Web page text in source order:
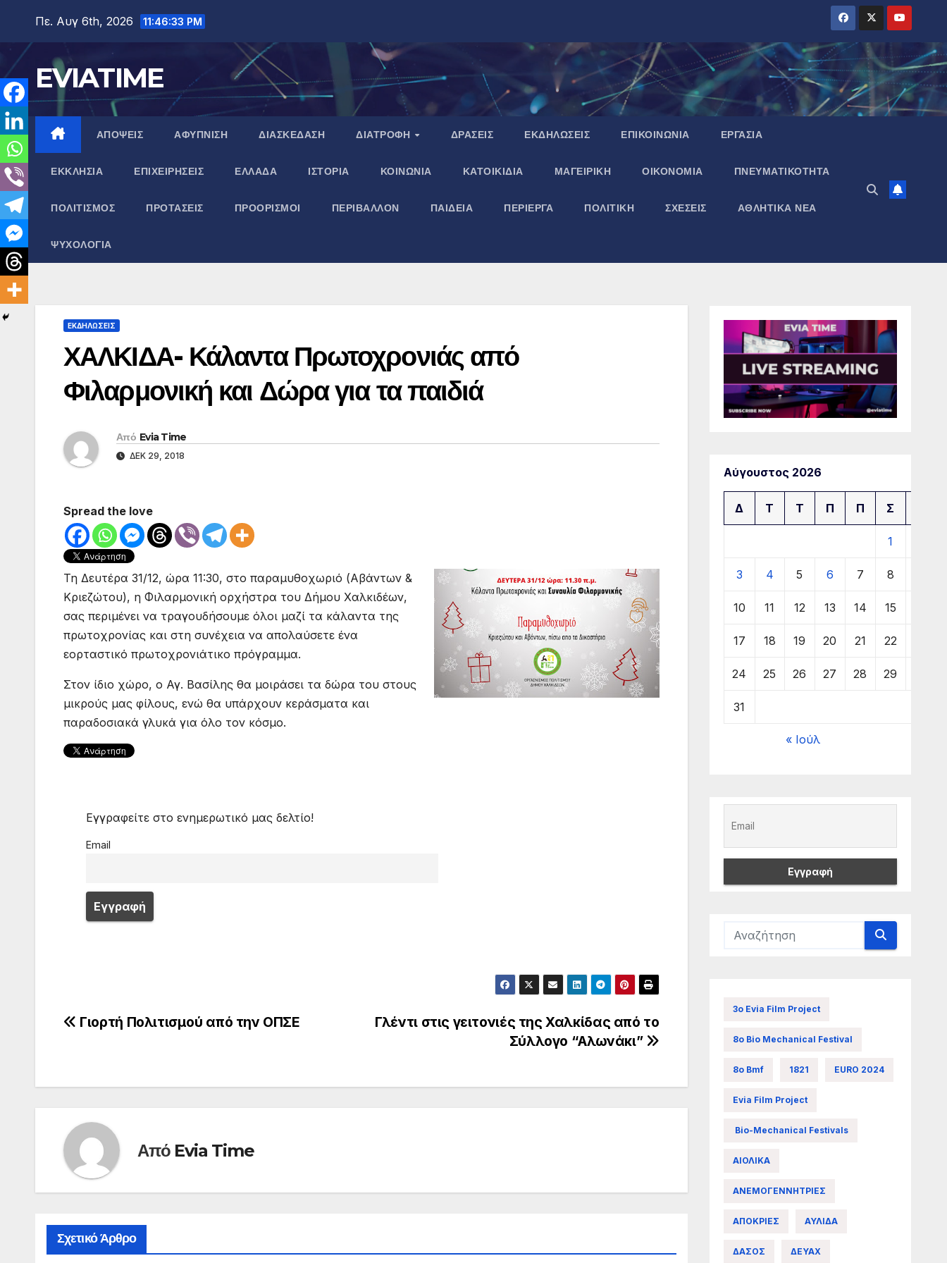
περιεχόμενο
Πε. Αυγ 6th, 2026 11:46:34 PM
EVIATIME
ΑΠΟΨΕΙΣ ΑΦΥΠΝΙΣΗ ΔΙΑΣΚΕΔΑΣΗ ΔΙΑΤΡΟΦΗ ΔΡΑΣΕΙΣ ΕΚΔΗΛΩΣΕΙΣ ΕΠΙΚΟΙΝΩΝΙΑ ΕΡΓΑΣΙΑ
ΕΚΚΛΗΣΙΑ ΕΠΙΧΕΙΡΗΣΕΙΣ ΕΛΛΑΔΑ ΙΣΤΟΡΙΑ ΚΟΙΝΩΝΙΑ ΚΑΤΟΙΚΙΔΙΑ ΜΑΓΕΙΡΙΚΗ ΟΙΚΟΝΟΜΙΑ ΠΝΕΥΜΑΤΙΚΌΤΗΤΑ
ΠΟΛΙΤΙΣΜΟΣ ΠΡΟΤΑΣΕΙΣ ΠΡΟΟΡΙΣΜΟΙ ΠΕΡΙΒΑΛΛΟΝ ΠΑΙΔΕΙΑ ΠΕΡΙΕΡΓΑ ΠΟΛΙΤΙΚΗ ΣΧΕΣΕΙΣ ΑΘΛΗΤΙΚΑ ΝΕΑ
ΨΥΧΟΛΟΓΙΑ
ΕΚΔΗΛΩΣΕΙΣ
ΧΑΛΚΙΔΑ- Κάλαντα Πρωτοχρονιάς από
Φιλαρμονική και Δώρα για τα παιδιά
Από Evia Time
ΔΕΚ 29, 2018
Spread the love
Τη Δευτέρα 31/12, ώρα 11:30, στο παραμυθοχωριό (Αβάντων &
Κριεζώτου), η Φιλαρμονική ορχήστρα του Δήμου Χαλκιδέων,
σας περιμένει να τραγουδήσουμε όλοι μαζί τα κάλαντα της
πρωτοχρονίας και στη συνέχεια να απολαύσετε ένα
εορταστικό πρωτοχρονιάτικο πρόγραμμα.
Στον ίδιο χώρο, ο Αγ. Βασίλης θα μοιράσει τα δώρα του στους
μικρούς μας φίλους, ενώ θα υπάρχουν κεράσματα και
παραδοσιακά γλυκά για όλο τον κόσμο.
Εγγραφείτε στο ενημερωτικό μας δελτίο!
Email
Πλοήγηση
Γλέντι στις γειτονιές της Χαλκίδας από το
Σύλλογο “Αλωνάκι”
Γιορτή Πολιτισμού από την ΟΠΣΕ
Από Evia Time
Σχετικό Άρθρο
Αύγουστος 2026
Δ Τ Τ Π Π Σ
1
3 4 5 6 7 8
10 11 12 13 14 15
17 18 19 20 21 22
24 25 26 27 28 29
31
« Ιούλ
3ο Evia Film Project
8ο Bio Mechanical Festival
8ο Bmf 1821 EURO 2024
Evia Film Project
Bio-Mechanical Festivals
ΑΙΟΛΙΚΑ
ΑΝΕΜΟΓΕΝΝΗΤΡΙΕΣ
ΑΠΟΚΡΙΕΣ ΑΥΛΙΔΑ
ΔΑΣΟΣ ΔΕΥΑΧ